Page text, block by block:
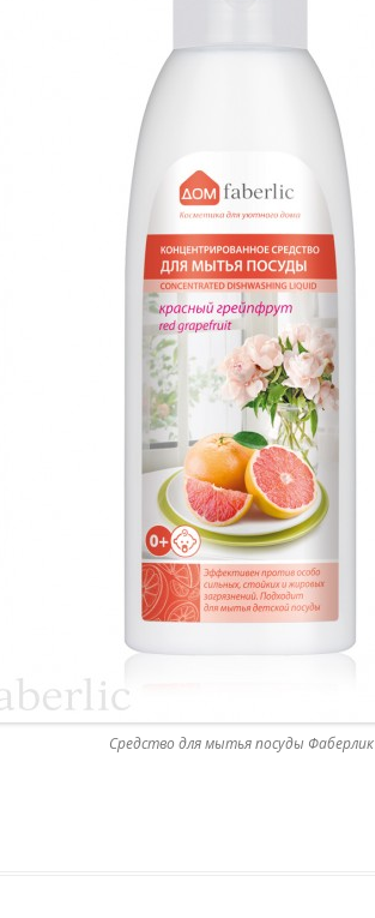
Средство для мытья посуды Фаберлик